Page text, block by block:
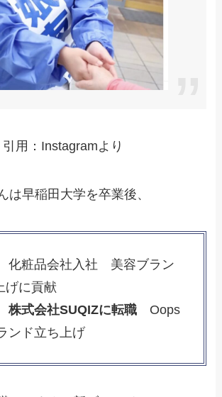
引用：Instagramより
は早稲田大学を卒業後、
化粧品会社入社 美容ブラン
げに貢献
株式会社SUQIZに転職 Oops
ンド立ち上げ